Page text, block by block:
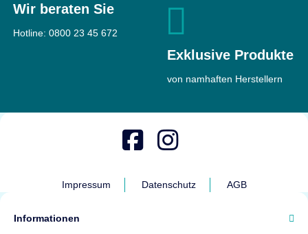
Wir beraten Sie
Hotline: 0800 23 45 672
Exklusive Produkte
von namhaften Herstellern
Impressum Datenschutz AGB
Informationen